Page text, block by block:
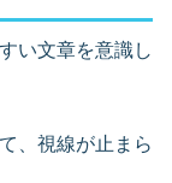
い文章を意識し
、視線が止まら